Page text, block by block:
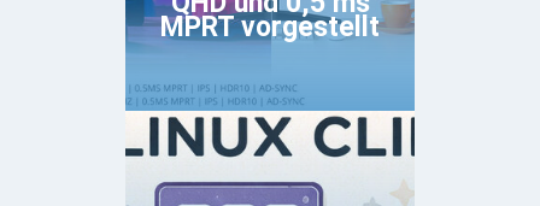
MPRT vorgestellt